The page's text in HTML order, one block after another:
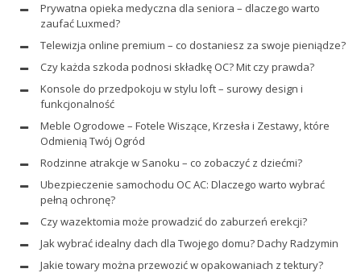
Prywatna opieka medyczna dla seniora – dlaczego warto
zaufać Luxmed?
Telewizja online premium – co dostaniesz za swoje pieniądze?
Czy każda szkoda podnosi składkę OC? Mit czy prawda?
Konsole do przedpokoju w stylu loft – surowy design i
funkcjonalność
Meble Ogrodowe – Fotele Wiszące, Krzesła i Zestawy, które
Odmienią Twój Ogród
Rodzinne atrakcje w Sanoku – co zobaczyć z dziećmi?
Ubezpieczenie samochodu OC AC: Dlaczego warto wybrać
pełną ochronę?
Czy wazektomia może prowadzić do zaburzeń erekcji?
Jak wybrać idealny dach dla Twojego domu? Dachy Radzymin
Jakie towary można przewozić w opakowaniach z tektury?